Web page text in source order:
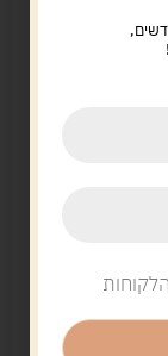
לסל